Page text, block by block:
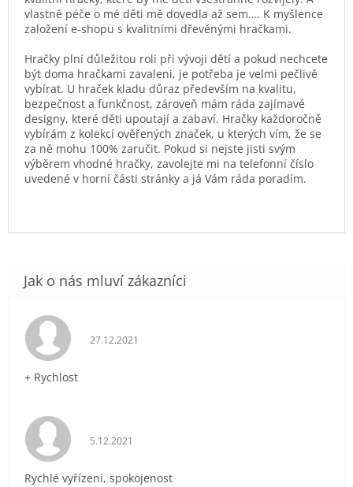
vlastně péče o mé děti mě dovedla až sem…. K myšlence
založení e-shopu s kvalitními dřevěnými hračkami.
Hračky plní důležitou roli při vývoji dětí a pokud nechcete
být doma hračkami zavaleni, je potřeba je velmi pečlivě
vybírat. U hraček kladu důraz především na kvalitu,
bezpečnost a funkčnost, zároveň mám ráda zajímavé
designy, které děti upoutají a zabaví. Hračky každoročně
vybírám z kolekcí ověřených značek, u kterých vím, že se
za ně mohu 100% zaručit. Pokud si nejste jisti svým
výběrem vhodné hračky, zavolejte mi na telefonní číslo
uvedené v horní části stránky a já Vám ráda poradím.
Hodnocení obchodu je 5 z 5 hvězdiček.
27.12.2021
+ Rychlost
Hodnocení obchodu je 5 z 5 hvězdiček.
5.12.2021
Rychlé vyřízení, spokojenost